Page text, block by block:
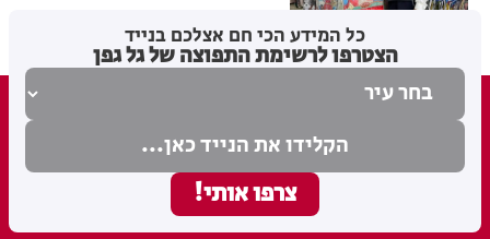
כל המידע הכי חם אצלכם בנייד
הצטרפו לרשימת התפוצה של גל גפן